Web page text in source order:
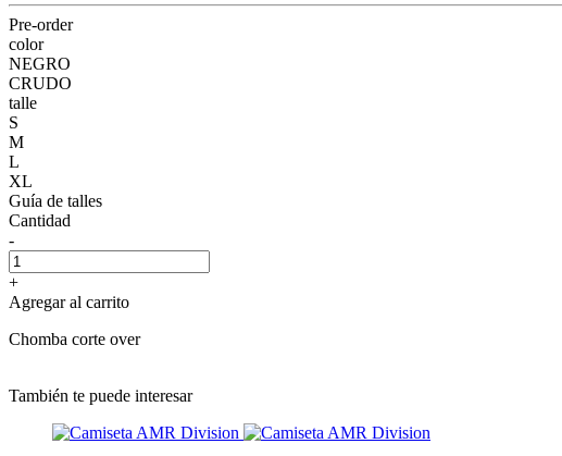
Pre-order
color
NEGRO
CRUDO
talle
S
M
L
XL
Guía de talles
Cantidad
-
+
Agregar al carrito
Chomba corte over
También te puede interesar